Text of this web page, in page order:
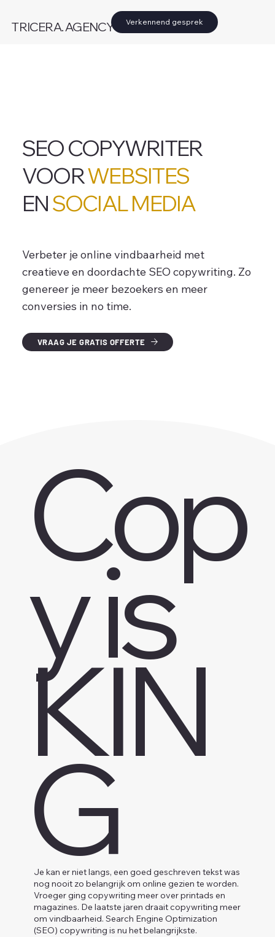
TRICERA. AGENCY Verkennend gesprek
SEO COPYWRITER
VOORWEBSITES
ENSOCIAL MEDIA
Verbeter je online vindbaarheid met
creatieve en doordachte SEO copywriting. Zo
genereer je meer bezoekers en meer
conversies in no time.
VRAAG JE GRATIS OFFERTE
Cop
y is
KIN
G
Je kan er niet langs, een goed geschreven tekst was
nog nooit zo belangrijk om online gezien te worden.
Vroeger ging copywriting meer over printads en
magazines. De laatste jaren draait copywriting meer
om vindbaarheid. Search Engine Optimization
(SEO) copywriting is nu het belangrijkste.